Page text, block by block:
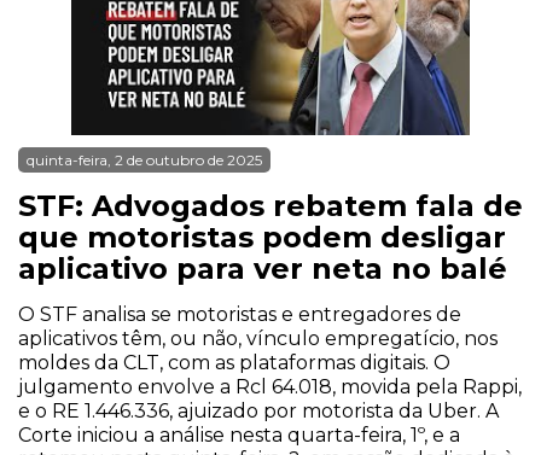
quinta-feira, 2 de outubro de 2025
STF: Advogados rebatem fala de
que motoristas podem desligar
aplicativo para ver neta no balé
O STF analisa se motoristas e entregadores de
aplicativos têm, ou não, vínculo empregatício, nos
moldes da CLT, com as plataformas digitais. O
julgamento envolve a Rcl 64.018, movida pela Rappi,
e o RE 1.446.336, ajuizado por motorista da Uber. A
Corte iniciou a análise nesta quarta-feira, 1º, e a